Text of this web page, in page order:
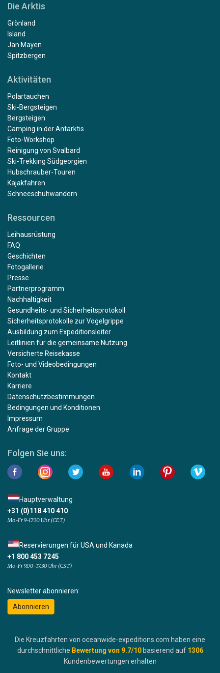
Die Arktis
Grönland
Island
Jan Mayen
Spitzbergen
Aktivitäten
Polartauchen
Ski-Bergsteigen
Bergsteigen
Camping in der Antarktis
Foto-Workshop
Reinigung von Svalbard
Ski-Trekking Südgeorgien
Hubschrauber-Touren
Kajakfahren
Schneeschuhwandern
Ressourcen
Leihausrüstung
FAQ
Geschichten
Fotogallerie
Presse
Partnerprogramm
Nachhaltigkeit
Gesundheits- und Sicherheitsprotokoll
Sicherheitsprotokolle zur Vogelgrippe
Ausbildung zum Expeditionsleiter
Leitlinien für die gemeinsame Nutzung
Versicherte Reisekasse
Foto- und Videobedingungen
Kontakt
Karriere
Datenschutzbestimmungen
Bedingungen und Konditionen
Impressum
Anfrage der Gruppe
Folgen Sie uns:
Hauptverwaltung
+31 (0)118 410 410
Mo-Fr 9-17:30 Uhr (CET)
Reservierungen für USA und Kanada
+1 800 453 7245
Mo-Fr 9.00-17.30 Uhr (CST)
Newsletter abonnieren:
Abonnieren
Die Kreuzfahrten von oceanwide-expeditions.com haben eine
durchschnittliche Bewertung von 9.7/10 basierend auf 1306
Kundenbewertungen erhalten